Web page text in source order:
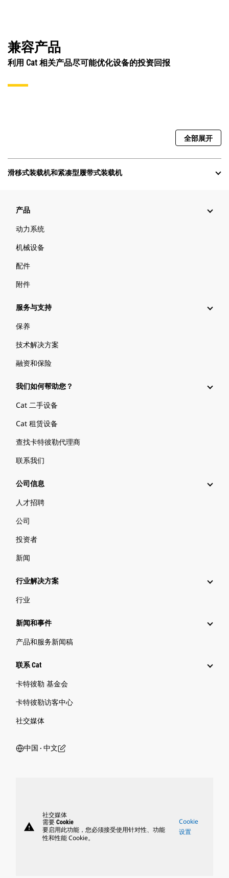
兼容产品
利用 Cat 相关产品尽可能优化设备的投资回报
全部展开
滑移式装载机和紧凑型履带式装载机
产品
动力系统
机械设备
配件
附件
服务与支持
保养
技术解决方案
融资和保险
我们如何帮助您？
Cat 二手设备
Cat 租赁设备
查找卡特彼勒代理商
联系我们
公司信息
人才招聘
公司
投资者
新闻
行业解决方案
行业
新闻和事件
产品和服务新闻稿
联系 Cat
卡特彼勒 基金会
卡特彼勒访客中心
社交媒体
中国 ‧ 中文
warning
社交媒体
需要 Cookie
要启用此功能，您必须接受使用针对性、功能
性和性能 Cookie。
Cookie
设置